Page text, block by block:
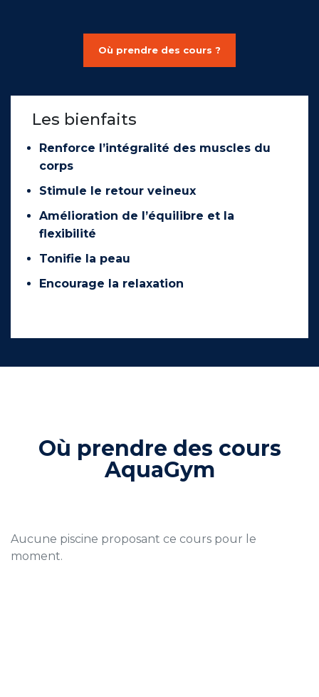
Où prendre des cours ?
Les bienfaits
Renforce l’intégralité des muscles du
corps
Stimule le retour veineux
Amélioration de l’équilibre et la
flexibilité
Tonifie la peau
Encourage la relaxation
Où prendre des cours
AquaGym
Aucune piscine proposant ce cours pour le
moment.